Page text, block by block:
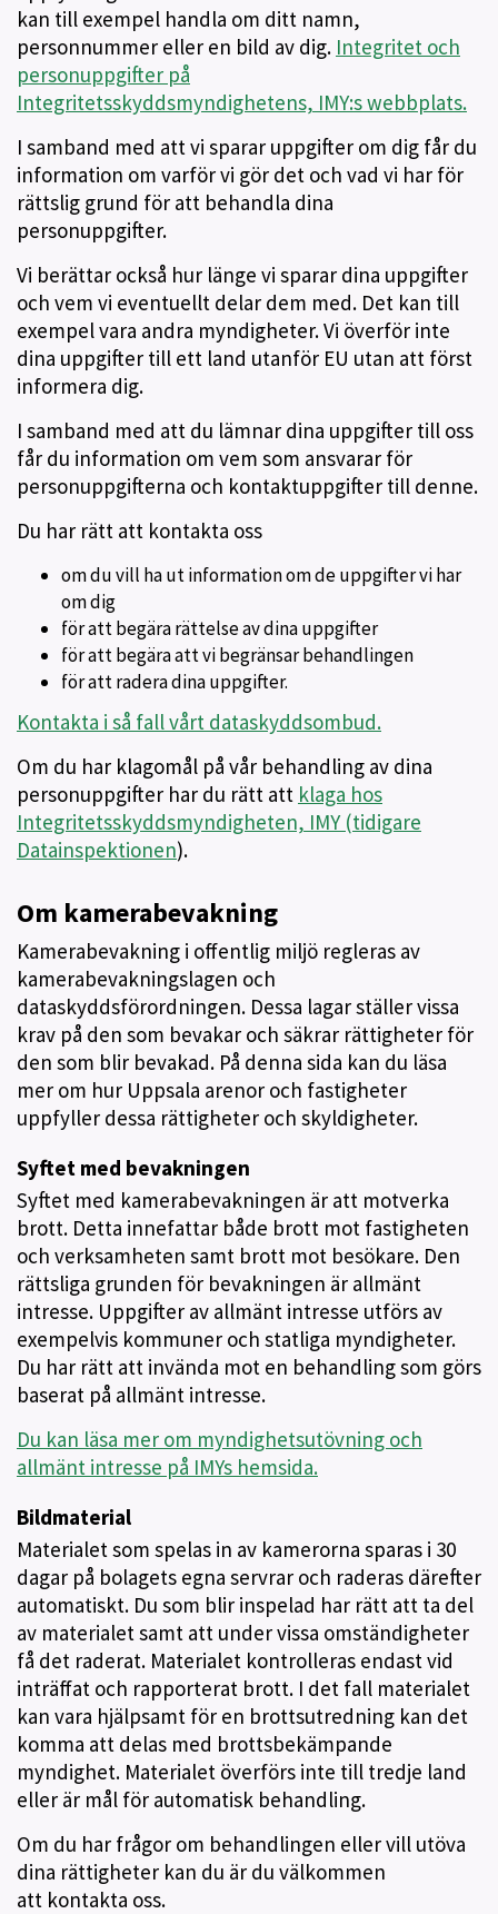
kan till exempel handla om ditt namn,
personnummer eller en bild av dig. Integritet och
personuppgifter på
Integritetsskyddsmyndighetens, IMY:s webbplats.
I samband med att vi sparar uppgifter om dig får du
information om varför vi gör det och vad vi har för
rättslig grund för att behandla dina
personuppgifter.
Vi berättar också hur länge vi sparar dina uppgifter
och vem vi eventuellt delar dem med. Det kan till
exempel vara andra myndigheter. Vi överför inte
dina uppgifter till ett land utanför EU utan att först
informera dig.
I samband med att du lämnar dina uppgifter till oss
får du information om vem som ansvarar för
personuppgifterna och kontaktuppgifter till denne.
Du har rätt att kontakta oss
om du vill ha ut information om de uppgifter vi har
om dig
för att begära rättelse av dina uppgifter
för att begära att vi begränsar behandlingen
för att radera dina uppgifter.
Kontakta i så fall vårt dataskyddsombud.
Om du har klagomål på vår behandling av dina
personuppgifter har du rätt att klaga hos
Integritetsskyddsmyndigheten, IMY (tidigare
Datainspektionen).
Om kamerabevakning
Kamerabevakning i offentlig miljö regleras av
kamerabevakningslagen och
dataskyddsförordningen. Dessa lagar ställer vissa
krav på den som bevakar och säkrar rättigheter för
den som blir bevakad. På denna sida kan du läsa
mer om hur Uppsala arenor och fastigheter
uppfyller dessa rättigheter och skyldigheter.
Syftet med bevakningen
Syftet med kamerabevakningen är att motverka
brott. Detta innefattar både brott mot fastigheten
och verksamheten samt brott mot besökare. Den
rättsliga grunden för bevakningen är allmänt
intresse. Uppgifter av allmänt intresse utförs av
exempelvis kommuner och statliga myndigheter.
Du har rätt att invända mot en behandling som görs
baserat på allmänt intresse.
Du kan läsa mer om myndighetsutövning och
allmänt intresse på IMYs hemsida.
Bildmaterial
Materialet som spelas in av kamerorna sparas i 30
dagar på bolagets egna servrar och raderas därefter
automatiskt. Du som blir inspelad har rätt att ta del
av materialet samt att under vissa omständigheter
få det raderat. Materialet kontrolleras endast vid
inträffat och rapporterat brott. I det fall materialet
kan vara hjälpsamt för en brottsutredning kan det
komma att delas med brottsbekämpande
myndighet. Materialet överförs inte till tredje land
eller är mål för automatisk behandling.
Om du har frågor om behandlingen eller vill utöva
dina rättigheter kan du är du välkommen
att kontakta oss.